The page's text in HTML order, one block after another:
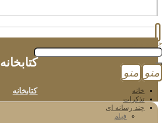
کتابخانه
کتابخانه